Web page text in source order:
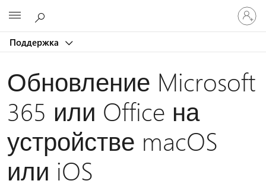
Поддержка
Обновление Microsoft
365 или Office на
устройстве macOS
или iOS